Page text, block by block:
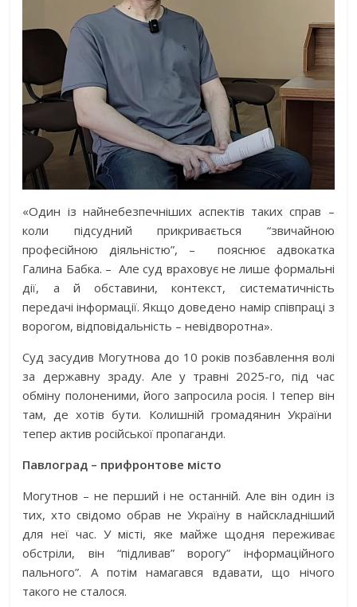
«Один із найнебезпечніших аспектів таких справ –
коли підсудний прикривається “звичайною
професійною діяльністю”, –
пояснює адвокатка
Галина Бабка. – Але суд враховує не лише формальні
дії, а й обставини, контекст, систематичність
передачі інформації. Якщо доведено намір співпраці з
ворогом, відповідальність – невідворотна».
Суд засудив Могутнова до 10 років позбавлення волі
за державну зраду. Але у травні 2025-го, під час
обміну полоненими, його запросила росія. І тепер він
там, де хотів бути. Колишній громадянин України
тепер актив російської пропаганди.
Павлоград – прифронтове місто
Могутнов – не перший і не останній. Але він один із
тих, хто свідомо обрав не Україну в найскладніший
для неї час. У місті, яке майже щодня переживає
обстріли, він “підливав” ворогу” інформаційного
пального”. А потім намагався вдавати, що нічого
такого не сталося.